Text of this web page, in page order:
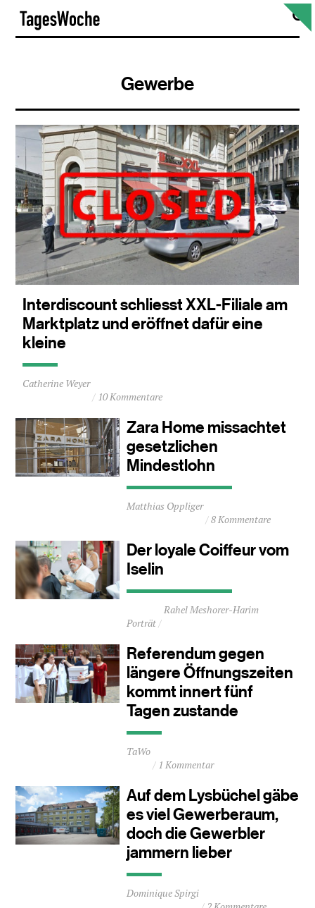
Skip
content
Gewerbe
Interdiscount schliesst XXL-Filiale am
Marktplatz und eröffnet dafür eine
kleine
Durchschnittliche
Lesezeit
0
Minuten
Catherine Weyer
10 Kommentare
Zara Home missachtet
gesetzlichen
Mindestlohn
Durchschnittliche
Lesezeit
Minuten
Matthias Oppliger
8 Kommentare
Der loyale Coiffeur vom
Iselin
Durchschnittliche
Lesezeit
ca.
Minuten
Porträt
Rahel Meshorer-Harim
Referendum gegen
längere Öffnungszeiten
kommt innert fünf
Tagen zustande
Durchschnittliche
Lesezeit
Minuten
TaWo
1 Kommentar
Auf dem Lysbüchel gäbe
es viel Gewerberaum,
doch die Gewerbler
jammern lieber
Durchschnittliche
Lesezeit
Dominique Spirgi